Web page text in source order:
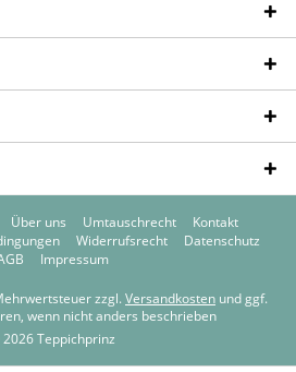
Über uns Umtauschrecht
Kontakt
Widerrufsrecht
Datenschutz
Impressum
zzgl. Versandkosten und ggf.
wenn nicht anders beschrieben
Teppichprinz